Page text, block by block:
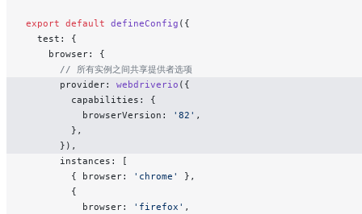
export default defineConfig ({
  test: {
    browser: {
      // 所有实例之间共享提供者选项
      provider:
webdriverio ({
        capabilities: {
          browserVersion:
'82' ,
        },
      }),
      instances: [
        { browser:
'chrome'
},
        {
          browser:
'firefox' ,